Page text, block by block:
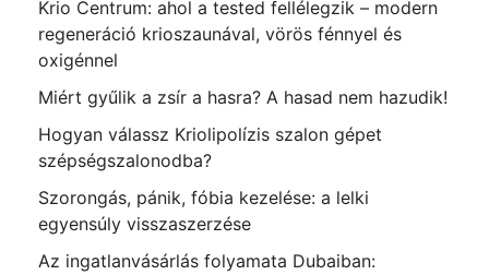
Krio Centrum: ahol a tested fellélegzik – modern
regeneráció krioszaunával, vörös fénnyel és
oxigénnel
Miért gyűlik a zsír a hasra? A hasad nem hazudik!
Hogyan válassz Kriolipolízis szalon gépet
szépségszalonodba?
Szorongás, pánik, fóbia kezelése: a lelki
egyensúly visszaszerzése
Az ingatlanvásárlás folyamata Dubaiban: